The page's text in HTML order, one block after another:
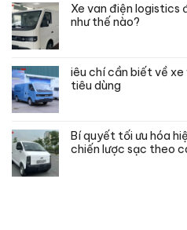
Xe van điện logistics
như thế nào?
iêu chí cần biết về xe
tiêu dùng
Bí quyết tối ưu hóa
chiến lược sạc theo